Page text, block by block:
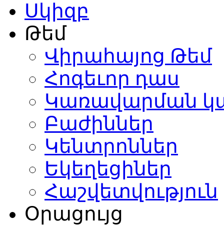
Սկիզբ
Թեմ
Վիրահայոց Թեմ
Հոգեւոր դաս
Կառավարման
Բաժիններ
Կենտրոններ
Եկեղեցիներ
Հաշվետվություն
Օրացույց